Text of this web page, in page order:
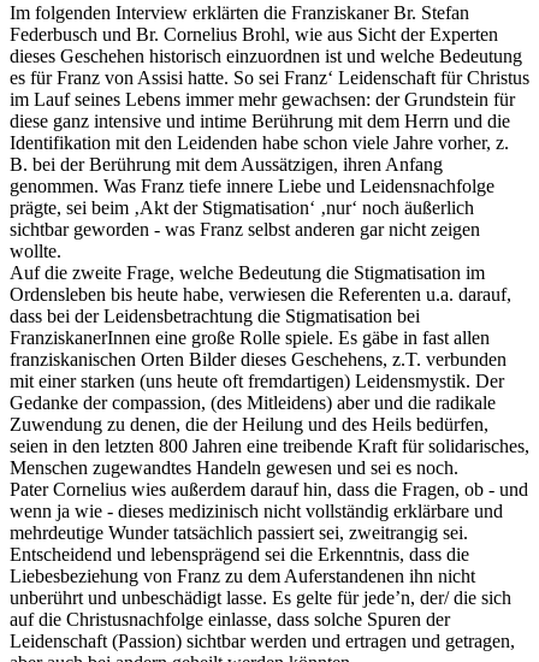
Im folgenden Interview erklärten die Franziskaner Br. Stefan
Federbusch und Br. Cornelius Brohl, wie aus Sicht der Experten
dieses Geschehen historisch einzuordnen ist und welche Bedeutung
es für Franz von Assisi hatte. So sei Franz‘ Leidenschaft für Christus
im Lauf seines Lebens immer mehr gewachsen: der Grundstein für
diese ganz intensive und intime Berührung mit dem Herrn und die
Identifikation mit den Leidenden habe schon viele Jahre vorher, z.
B. bei der Berührung mit dem Aussätzigen, ihren Anfang
genommen. Was Franz tiefe innere Liebe und Leidensnachfolge
prägte, sei beim ‚Akt der Stigmatisation‘ ‚nur‘ noch äußerlich
sichtbar geworden - was Franz selbst anderen gar nicht zeigen
wollte.
Auf die zweite Frage, welche Bedeutung die Stigmatisation im
Ordensleben bis heute habe, verwiesen die Referenten u.a. darauf,
dass bei der Leidensbetrachtung die Stigmatisation bei
FranziskanerInnen eine große Rolle spiele. Es gäbe in fast allen
franziskanischen Orten Bilder dieses Geschehens, z.T. verbunden
mit einer starken (uns heute oft fremdartigen) Leidensmystik. Der
Gedanke der compassion, (des Mitleidens) aber und die radikale
Zuwendung zu denen, die der Heilung und des Heils bedürfen,
seien in den letzten 800 Jahren eine treibende Kraft für solidarisches,
Menschen zugewandtes Handeln gewesen und sei es noch.
Pater Cornelius wies außerdem darauf hin, dass die Fragen, ob - und
wenn ja wie - dieses medizinisch nicht vollständig erklärbare und
mehrdeutige Wunder tatsächlich passiert sei, zweitrangig sei.
Entscheidend und lebensprägend sei die Erkenntnis, dass die
Liebesbeziehung von Franz zu dem Auferstandenen ihn nicht
unberührt und unbeschädigt lasse. Es gelte für jede’n, der/ die sich
auf die Christusnachfolge einlasse, dass solche Spuren der
Leidenschaft (Passion) sichtbar werden und ertragen und getragen,